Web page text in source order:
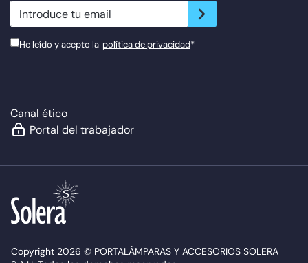
newsletter.suscribe
He leído y acepto la política de privacidad*
Canal ético
Portal del trabajador
Copyright 2026 © PORTALÁMPARAS Y ACCESORIOS SOLERA